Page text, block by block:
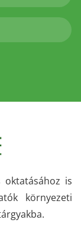
oktatásához is
környezeti